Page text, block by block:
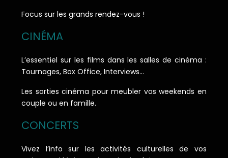
Focus sur les grands rendez-vous !
CINÉMA
L’essentiel sur les films dans les salles de cinéma :
Tournages, Box Office, Interviews…
Les sorties cinéma pour meubler vos weekends en
couple ou en famille.
CONCERTS
Vivez l’info sur les activités culturelles de vos